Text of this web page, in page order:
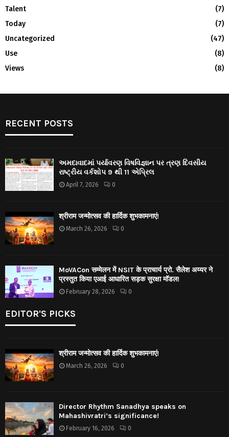
Talent
(7)
Today
(7)
Uncategorized
(47)
Use
(8)
Views
(8)
RECENT POSTS
અમદાવાદમાં પર્યાવરણ વિષવિજ્ઞાન પર ત્રણ દિવસીય
રાષ્ટ્રીય વર્કશોપ 9 થી 11 એપ્રિલ
April 7, 2026 0
श्रीराम जन्मोत्सव की हार्दिक शुभकामनाएं!
March 26, 2026 0
MoVACon सम्मेलन में NSIT के प्राचार्य प्रो. सैलेश अय्यर ने
प्रस्तुत किया एआई आधारित सड़क सुरक्षा मॉडल!
February 28, 2026 0
EDITOR'S PICKS
श्रीराम जन्मोत्सव की हार्दिक शुभकामनाएं!
March 26, 2026 0
Director Rhythm Sanadhya speaks on
Mahashivratri’s significance!
February 16, 2026 0